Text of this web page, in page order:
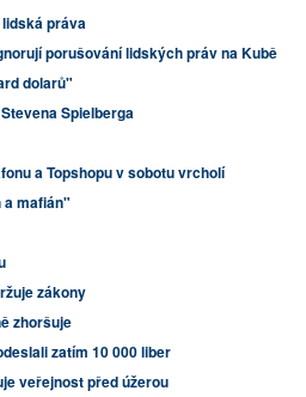
práva
porušování lidských práv na Kubě
dolarů"
Spielberga
a Topshopu v sobotu vrcholí
mafián"
zákony
zhoršuje
zatím 10 000 liber
veřejnost před úžerou